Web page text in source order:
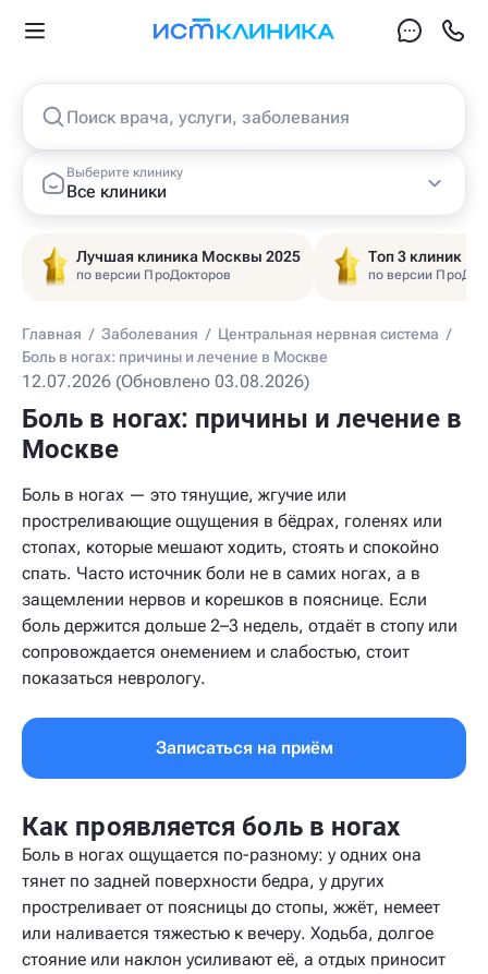
Поиск врача, услуги, заболевания
Выберите клинику
Все клиники
Лучшая клиника Москвы 2025
по версии ПроДокторов
Топ 3 клиник
по версии
Главная / Заболевания / Центральная нервная система /
Боль в ногах: причины и лечение в Москве
12.07.2026 (Обновлено 03.08.2026)
Боль в ногах: причины и лечение в
Москве
Боль в ногах — это тянущие, жгучие или
простреливающие ощущения в бёдрах, голенях или
стопах, которые мешают ходить, стоять и спокойно
спать. Часто источник боли не в самих ногах, а в
защемлении нервов и корешков в пояснице. Если
боль держится дольше 2–3 недель, отдаёт в стопу или
сопровождается онемением и слабостью, стоит
показаться неврологу.
Записаться на приём
Как проявляется боль в ногах
Боль в ногах ощущается по-разному: у одних она
тянет по задней поверхности бедра, у других
простреливает от поясницы до стопы, жжёт, немеет
или наливается тяжестью к вечеру. Ходьба, долгое
стояние или наклон усиливают её, а отдых приносит